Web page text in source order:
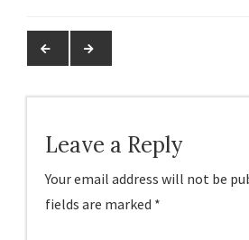
Leave a Reply
Your email address will not be
fields are marked *